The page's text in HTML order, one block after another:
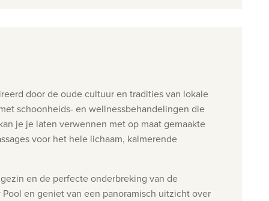
door de oude cultuur en tradities van lokale
schoonheids- en wellnessbehandelingen die
je je laten verwennen met op maat gemaakte
voor het hele lichaam, kalmerende
en de perfecte onderbreking van de
en geniet van een panoramisch uitzicht over